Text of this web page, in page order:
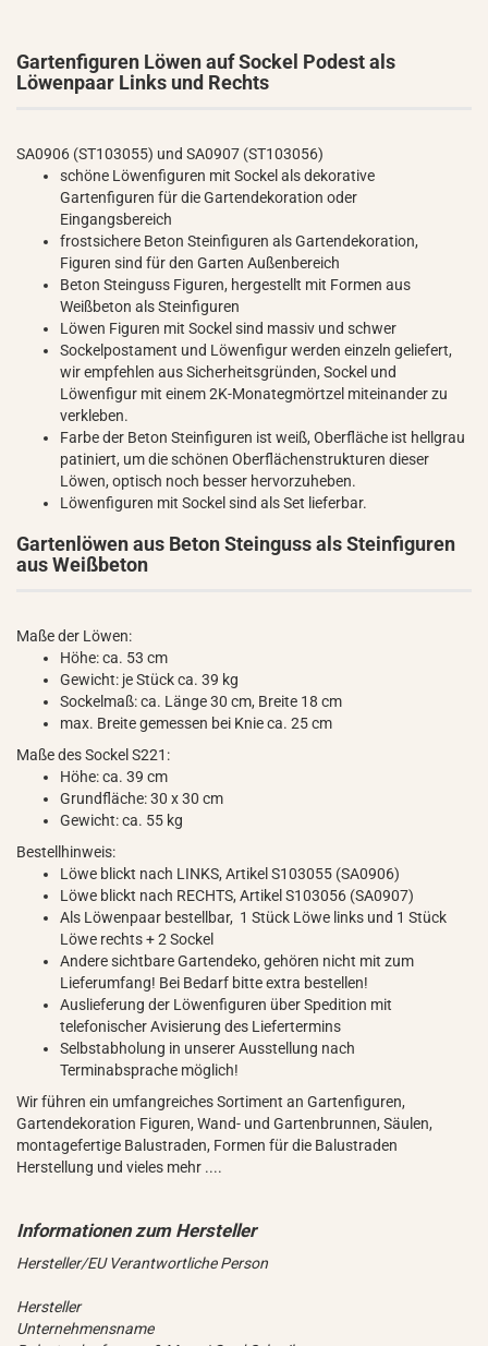
Gartenfiguren Löwen auf Sockel Podest als
Löwenpaar Links und Rechts
SA0906 (ST103055) und SA0907 (ST103056)
schöne Löwenfiguren mit Sockel als dekorative
Gartenfiguren für die Gartendekoration oder
Eingangsbereich
frostsichere Beton Steinfiguren als Gartendekoration,
Figuren sind für den Garten Außenbereich
Beton Steinguss Figuren, hergestellt mit Formen aus
Weißbeton als Steinfiguren
Löwen Figuren mit Sockel sind massiv und schwer
Sockelpostament und Löwenfigur werden einzeln geliefert,
wir empfehlen aus Sicherheitsgründen, Sockel und
Löwenfigur mit einem 2K-Monategmörtzel miteinander zu
verkleben.
Farbe der Beton Steinfiguren ist weiß, Oberfläche ist hellgrau
patiniert, um die schönen Oberflächenstrukturen dieser
Löwen, optisch noch besser hervorzuheben.
Löwenfiguren mit Sockel sind als Set lieferbar.
Gartenlöwen aus Beton Steinguss als Steinfiguren
aus Weißbeton
Maße der Löwen:
Höhe: ca. 53 cm
Gewicht: je Stück ca. 39 kg
Sockelmaß: ca. Länge 30 cm, Breite 18 cm
max. Breite gemessen bei Knie ca. 25 cm
Maße des Sockel S221:
Höhe: ca. 39 cm
Grundfläche: 30 x 30 cm
Gewicht: ca. 55 kg
Bestellhinweis:
Löwe blickt nach LINKS, Artikel S103055 (SA0906)
Löwe blickt nach RECHTS, Artikel S103056 (SA0907)
Als Löwenpaar bestellbar, 1 Stück Löwe links und 1 Stück
Löwe rechts + 2 Sockel
Andere sichtbare Gartendeko, gehören nicht mit zum
Lieferumfang! Bei Bedarf bitte extra bestellen!
Auslieferung der Löwenfiguren über Spedition mit
telefonischer Avisierung des Liefertermins
Selbstabholung in unserer Ausstellung nach
Terminabsprache möglich!
Wir führen ein umfangreiches Sortiment an Gartenfiguren,
Gartendekoration Figuren, Wand- und Gartenbrunnen, Säulen,
montagefertige Balustraden, Formen für die Balustraden
Herstellung und vieles mehr ....
Hersteller/EU Verantwortliche Person
Hersteller
Unternehmensname